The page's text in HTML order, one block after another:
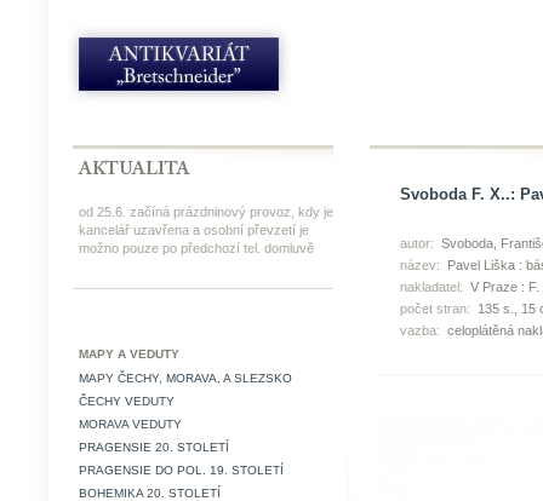
od 25.6. začíná prázdninový provoz, kdy je
kancelář uzavřena a osobní převzetí je
možno pouze po předchozí tel. domluvě
MAPY A VEDUTY
MAPY ČECHY, MORAVA, A SLEZSKO
ČECHY VEDUTY
MORAVA VEDUTY
PRAGENSIE 20. STOLETÍ
PRAGENSIE DO POL. 19. STOLETÍ
BOHEMIKA 20. STOLETÍ
Svoboda F. X..:
autor: Svoboda,
název:
Pavel Liška :
nakladatel: V Praze :
počet stran:
135 s., 15
vazba: celoplátěná